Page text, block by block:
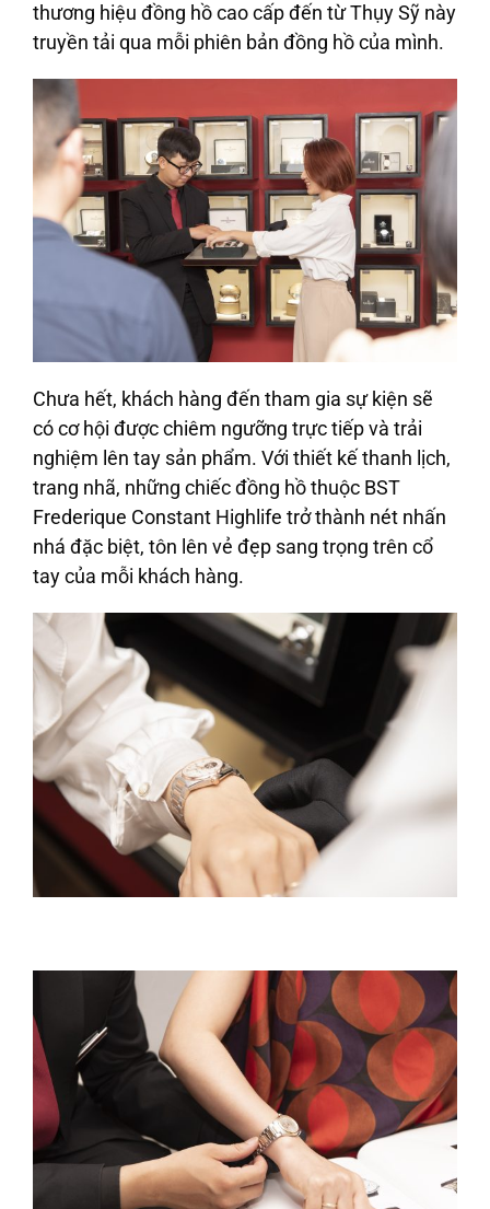
thương hiệu đồng hồ cao cấp đến từ Thụy Sỹ này
truyền tải qua mỗi phiên bản đồng hồ của mình.
Chưa hết, khách hàng đến tham gia sự kiện sẽ
có cơ hội được chiêm ngưỡng trực tiếp và trải
nghiệm lên tay sản phẩm. Với thiết kế thanh lịch,
trang nhã, những chiếc đồng hồ thuộc BST
Frederique Constant Highlife trở thành nét nhấn
nhá đặc biệt, tôn lên vẻ đẹp sang trọng trên cổ
tay của mỗi khách hàng.